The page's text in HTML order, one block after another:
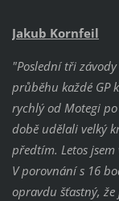
Jakub Kornfeil
"Poslední tři
průběhu každé GP
rychlý od Motegi
době udělali velký
předtím. Letos
V porovnání s 16
opravdu šťastný, že